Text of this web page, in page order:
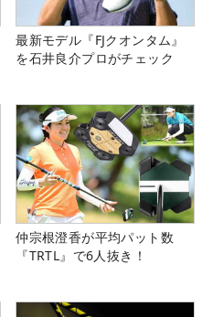
最新モデル『FJクオンタム』
を石井良介プロがチェック
仲宗根澄香が平均パット数
『TRTL』で6人抜き！